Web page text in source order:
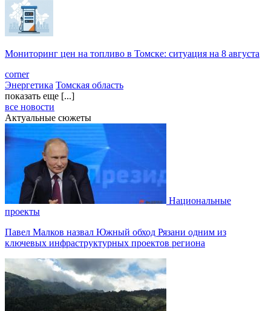
Мониторинг цен на топливо в Томске: ситуация на 8 августа
corner
Энергетика Томская область
показать еще [...]
все новости
Актуальные сюжеты
Национальные
проекты
Павел Малков назвал Южный обход Рязани одним из
ключевых инфраструктурных проектов региона